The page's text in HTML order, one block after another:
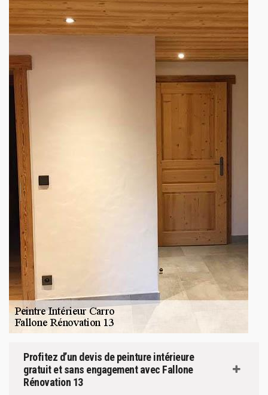
Profitez d’un devis de peinture intérieure
gratuit et sans engagement avec Fallone
Rénovation 13